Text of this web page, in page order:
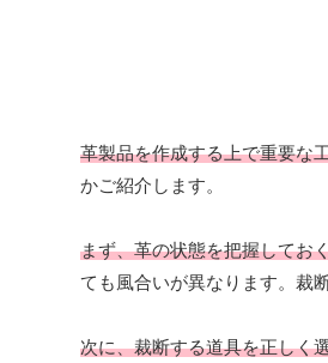
革製品を作成する上で重要な
かご紹介します。
まず、革の状態を把握してお
ても風合いが異なります。裁
次に、裁断する道具を正しく